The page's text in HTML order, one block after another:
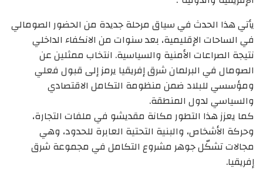
يأتي هذا الحدث في سياق مرحلة جديدة من الحضور الصومالي
في الساحات الإقليمية، بعد سنوات من الانكفاء الداخلي
نتيجة الصراعات الأمنية والسياسية. انتخاب ممثلين عن
الصومال في البرلمان شرق إفريقيا يرمز إلى قبول فعلي
ومؤسسي للبلاد ضمن منظومة التكامل الاقتصادي
والسياسي لدول المنطقة.
كما يعزز هذا التطور مكانة مقديشو في ملفات التجارة،
وحركة الأشخاص، والبنية التحتية العابرة للحدود، وهي
مجالات تشكّل جوهر مشروع التكامل في مجموعة شرق
إفريقيا.